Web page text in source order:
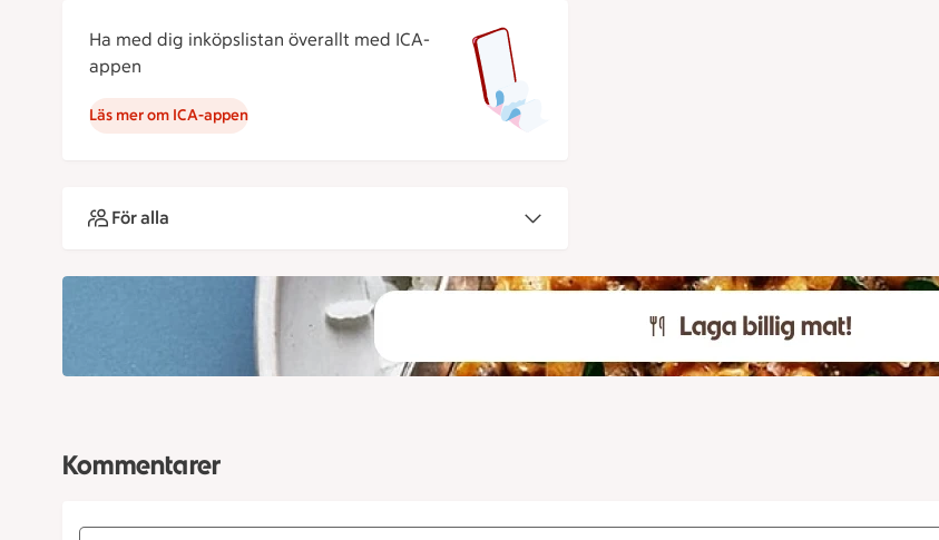
Ha med dig inköpslistan överallt med ICA-
appen
Läs mer om ICA-appen
För alla
Kommentarer